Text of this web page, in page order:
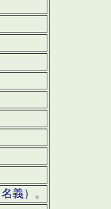
義）。